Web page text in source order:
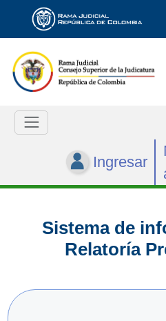
Ingresar
Sistema de
Relatoría